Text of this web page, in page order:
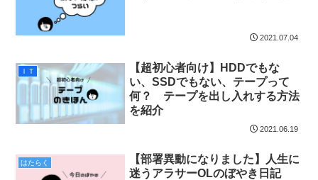
2021.07.04
ＩＴ
【超初心者向け】HDDでもな
い、SSDでもない、テープって
何？ テープを出し入れする方法
を紹介
2021.06.19
はたらく
【部署異動になりました】人生に
迷うアラサーOLのぼやき日記